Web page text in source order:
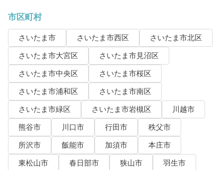
市区町村
さいたま市 さいたま市西区
さいたま市北区
さいたま市大宮区
さいたま市見沼区
さいたま市中央区
さいたま市桜区
さいたま市浦和区
さいたま市南区
さいたま市緑区
さいたま市岩槻区
川越市
熊谷市
川口市 行田市
秩父市
所沢市
飯能市 加須市
本庄市
東松山市
春日部市 狭山市
羽生市